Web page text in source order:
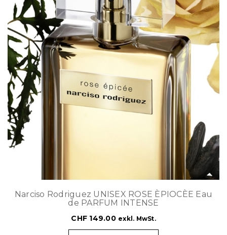
Narciso Rodriguez UNISEX ROSE ÈPIOCÈE Eau
de PARFUM INTENSE
CHF 149.00 exkl. MwSt.